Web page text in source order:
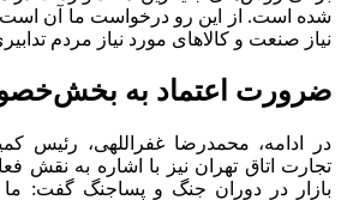
شده است. از این رو درخواست ما آن است
نیاز صنعت و کالاهای مورد نیاز مردم
ضرورت اعتماد به
در ادامه، محمدرضا غفراللهی، رئیس
تجارت اتاق تهران نیز با اشاره به نقش
بازار در دوران جنگ و پساجنگ گفت: